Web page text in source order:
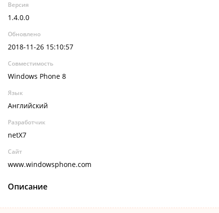
Версия
1.4.0.0
Обновлено
2018-11-26 15:10:57
Совместимость
Windows Phone 8
Язык
Английский
Разработчик
netX7
Сайт
www.windowsphone.com
Описание